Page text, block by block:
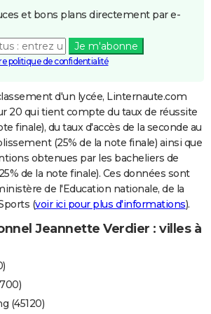
et bons plans directement par e-
Je m'abonne
politique de confidentialité
d'un lycée, Linternaute.com
20 qui tient compte du taux de réussite
finale), du taux d'accès de la seconde au
(25% de la note finale) ainsi que
obtenues par les bacheliers de
de la note finale). Ces données sont
de l'Education nationale, de la
(voir ici pour plus d'informations).
Jeannette Verdier : villes à
(45120)